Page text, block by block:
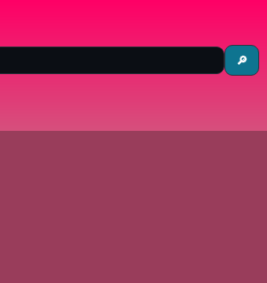
🔎